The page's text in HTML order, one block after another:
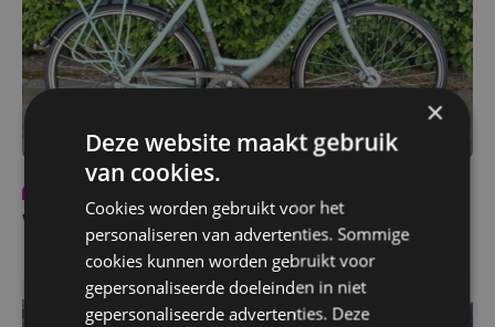
Win deze zomer een fiets van Venturelli!
×
Deze website maakt gebruik
van cookies.
Cookies worden gebruikt voor het
personaliseren van advertenties. Sommige
cookies kunnen worden gebruikt voor
gepersonaliseerde doeleinden in niet
gepersonaliseerde advertenties. Deze